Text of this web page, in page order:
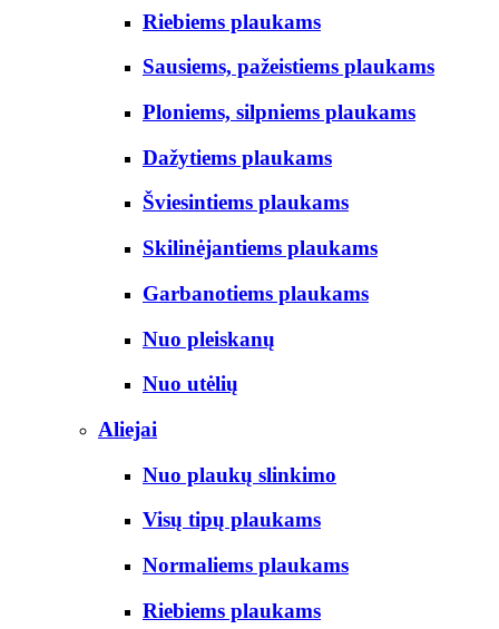
Riebiems plaukams
Sausiems, pažeistiems plaukams
Ploniems, silpniems plaukams
Dažytiems plaukams
Šviesintiems plaukams
Skilinėjantiems plaukams
Garbanotiems plaukams
Nuo pleiskanų
Nuo utėlių
Aliejai
Nuo plaukų slinkimo
Visų tipų plaukams
Normaliems plaukams
Riebiems plaukams